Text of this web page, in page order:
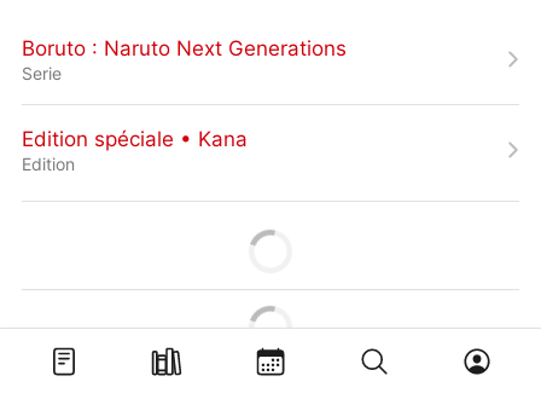
Boruto : Naruto Next Generations
Serie
Edition spéciale • Kana
Edition